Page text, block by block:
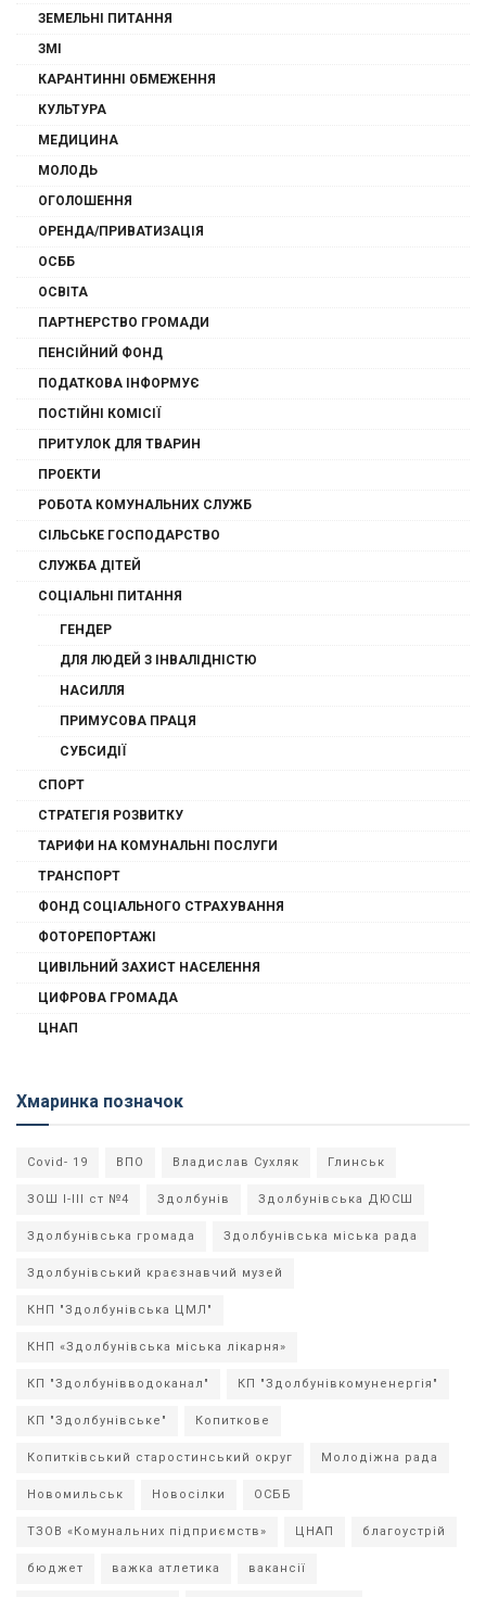
ЗЕМЕЛЬНІ ПИТАННЯ
ЗМІ
КАРАНТИННІ ОБМЕЖЕННЯ
КУЛЬТУРА
МЕДИЦИНА
МОЛОДЬ
ОГОЛОШЕННЯ
ОРЕНДА/ПРИВАТИЗАЦІЯ
ОСББ
ОСВІТА
ПАРТНЕРСТВО ГРОМАДИ
ПЕНСІЙНИЙ ФОНД
ПОДАТКОВА ІНФОРМУЄ
ПОСТІЙНІ КОМІСІЇ
ПРИТУЛОК ДЛЯ ТВАРИН
ПРОЕКТИ
РОБОТА КОМУНАЛЬНИХ СЛУЖБ
СІЛЬСЬКЕ ГОСПОДАРСТВО
СЛУЖБА ДІТЕЙ
СОЦІАЛЬНІ ПИТАННЯ
ГЕНДЕР
ДЛЯ ЛЮДЕЙ З ІНВАЛІДНІСТЮ
НАСИЛЛЯ
ПРИМУСОВА ПРАЦЯ
СУБСИДІЇ
СПОРТ
СТРАТЕГІЯ РОЗВИТКУ
ТАРИФИ НА КОМУНАЛЬНІ ПОСЛУГИ
ТРАНСПОРТ
ФОНД СОЦІАЛЬНОГО СТРАХУВАННЯ
ФОТОРЕПОРТАЖІ
ЦИВІЛЬНИЙ ЗАХИСТ НАСЕЛЕННЯ
ЦИФРОВА ГРОМАДА
ЦНАП
Хмаринка позначок
Covid- 19 ВПО Владислав Сухляк Глинськ
ЗОШ І-ІІІ ст №4 Здолбунів Здолбунівська ДЮСШ
Здолбунівська громада Здолбунівська міська рада
Здолбунівський краєзнавчий музей
КНП "Здолбунівська ЦМЛ"
КНП «Здолбунівська міська лікарня»
КП "Здолбунівводоканал" КП "Здолбунівкомуненергія"
КП "Здолбунівське" Копиткове
Копитківський старостинський округ Молодіжна рада
Новомильськ Новосілки ОСББ
ТЗОВ «Комунальних підприємств» ЦНАП благоустрій
бюджет важка атлетика вакансії